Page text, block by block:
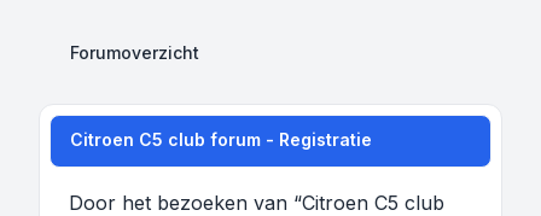
Forumoverzicht
Citroen C5 club forum - Registratie
Door het bezoeken van “Citroen C5 club